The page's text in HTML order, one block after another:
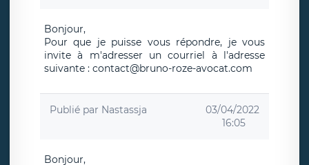
Bonjour,
Pour que je puisse vous répondre, je vous
invite à m'adresser un courriel à l'adresse
suivante : contact@bruno-roze-avocat.com
Publié par Nastassja
03/04/2022
16:05
Bonjour,